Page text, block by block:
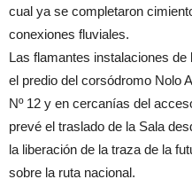
cual ya se completaron
conexiones fluviales.
Las flamantes instalaciones
el predio del corsódromo Nolo
Nº 12 y en cercanías del
prevé el traslado de la Sala
la liberación de la traza de la
sobre la ruta nacional.